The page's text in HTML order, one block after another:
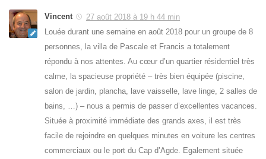
Vincent
27 août 2018 à 19 h 44 min
Louée durant une semaine en août 2018 pour un groupe de 8
personnes, la villa de Pascale et Francis a totalement
répondu à nos attentes. Au cœur d’un quartier résidentiel très
calme, la spacieuse propriété – très bien équipée (piscine,
salon de jardin, plancha, lave vaisselle, lave linge, 2 salles de
bains, …) – nous a permis de passer d’excellentes vacances.
Située à proximité immédiate des grands axes, il est très
facile de rejoindre en quelques minutes en voiture les centres
commerciaux ou le port du Cap d’Agde. Egalement située